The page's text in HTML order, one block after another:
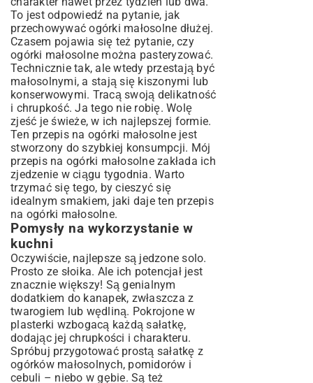
To jest odpowiedź na pytanie, jak
przechowywać ogórki małosolne dłużej.
Czasem pojawia się też pytanie, czy
ogórki małosolne można pasteryzować.
Technicznie tak, ale wtedy przestają być
małosolnymi, a stają się kiszonymi lub
konserwowymi. Tracą swoją delikatność
i chrupkość. Ja tego nie robię. Wolę
zjeść je świeże, w ich najlepszej formie.
Ten przepis na ogórki małosolne jest
stworzony do szybkiej konsumpcji. Mój
przepis na ogórki małosolne zakłada ich
zjedzenie w ciągu tygodnia. Warto
trzymać się tego, by cieszyć się
idealnym smakiem, jaki daje ten przepis
na ogórki małosolne.
Pomysły na wykorzystanie w
kuchni
Oczywiście, najlepsze są jedzone solo.
Prosto ze słoika. Ale ich potencjał jest
znacznie większy! Są genialnym
dodatkiem do kanapek, zwłaszcza z
twarogiem lub wędliną. Pokrojone w
plasterki wzbogacą każdą sałatkę,
dodając jej chrupkości i charakteru.
Spróbuj przygotować prostą sałatkę z
ogórkówmałosolnych, pomidorów i
cebuli – niebo w gębie. Są też